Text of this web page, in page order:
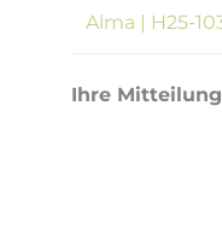
r
Ihre Mitteilung